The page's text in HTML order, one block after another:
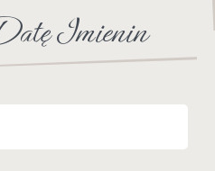
Imienin